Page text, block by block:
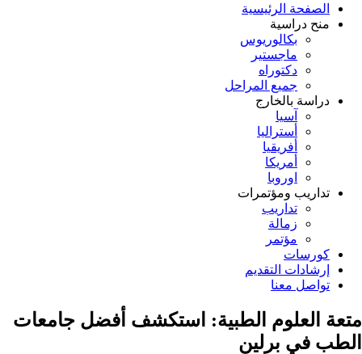
الصفحة الرئيسية
منح دراسية
بكالوريوس
ماجستير
دكتوراه
جميع المراحل
دراسة بالخارج
آسيا
أستراليا
أفريقيا
أمريكا
اوروبا
تداريب ومؤتمرات
تداريب
زمالة
مؤتمر
كورسات
إرشادات التقديم
تواصل معنا
متعة العلوم الطبية: استكشف أفضل جامعات
الطب في برلين